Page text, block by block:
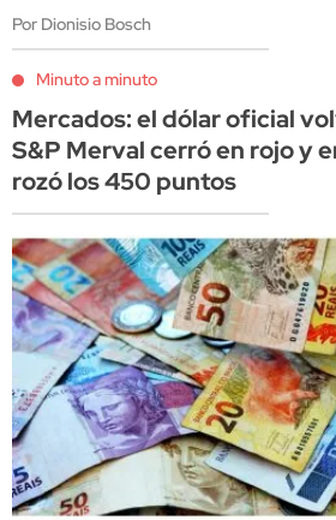
Por Dionisio Bosch
Minuto a minuto
Mercados: el dólar oficial
S&P Merval cerró en rojo y
rozó los 450 puntos